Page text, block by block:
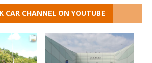
CAR CHANNEL ON YOUTUBE